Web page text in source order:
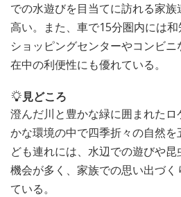
での水遊びを目当てに訪れる家
高い。また、車で15分圏内には和
ショッピングセンターやコンビ
在中の利便性にも優れている。
見どころ
澄んだ川と豊かな緑に囲まれた
かな環境の中で四季折々の自然
ども連れには、水辺での遊びや
機会が多く、家族での思い出づ
ている。